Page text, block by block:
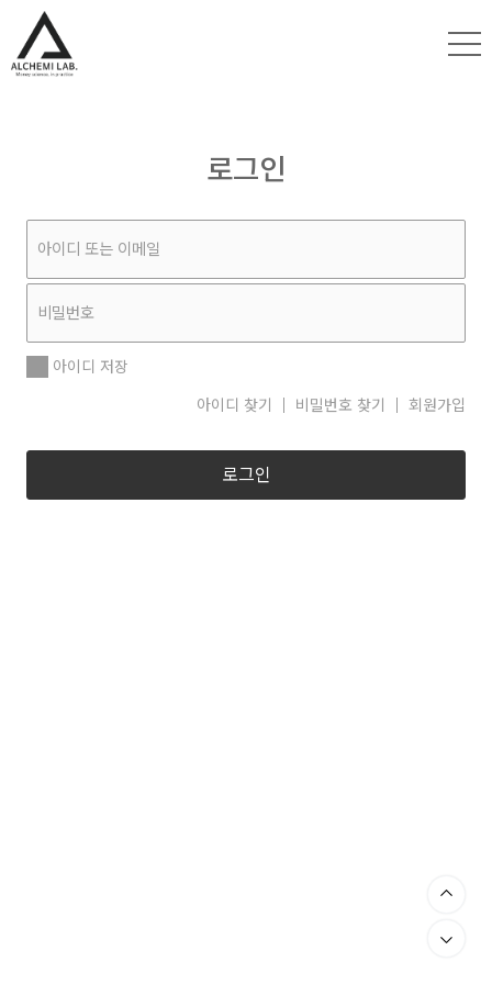
로그인
아이디 저장
아이디 찾기
비밀번호 찾기 회원가입
로그인